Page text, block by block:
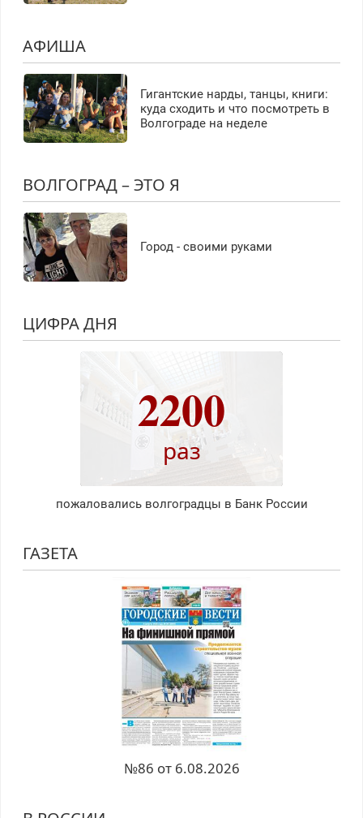
АФИША
Гигантские нарды, танцы, книги:
куда сходить и что посмотреть в
Волгограде на неделе
ВОЛГОГРАД – ЭТО Я
Город - своими руками
ЦИФРА ДНЯ
2200
раз
пожаловались волгоградцы в Банк России
ГАЗЕТА
№86 от 6.08.2026